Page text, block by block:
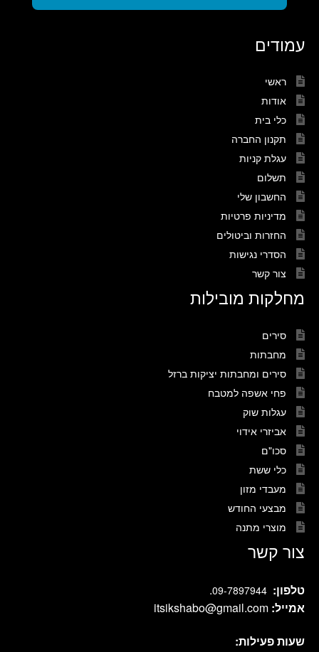
עמודים
ראשי
אודות
כלי בית
תקנון החברה
עגלת קניות
תשלום
החשבון שלי
מדיניות פרטיות
החזרות וביטולים
הסדרי נגישות
צור קשר
מחלקות מובילות
סירים
מחבתות
סירים ומחבתות יציקות ברזל
פחי אשפה למטבח
עגלות שוק
אביזרי אידוי
סכו"ם
כלי ששת
מעבדי מזון
מבצעי החודש
מוצרי מתנה
צור קשר
טלפון: 09-7897944
.
אמייל: itsikshabo@gmail.com
שעות פעילות: